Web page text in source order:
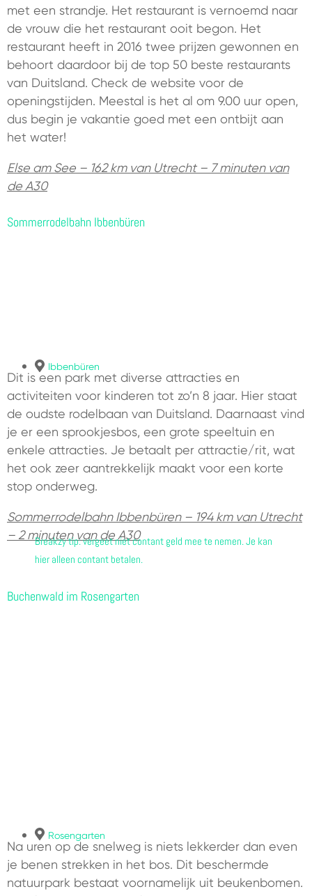
met een strandje. Het restaurant is vernoemd naar
de vrouw die het restaurant ooit begon. Het
restaurant heeft in 2016 twee prijzen gewonnen en
behoort daardoor bij de top 50 beste restaurants
van Duitsland. Check de website voor de
openingstijden. Meestal is het al om 9.00 uur open,
dus begin je vakantie goed met een ontbijt aan
het water!
Else am See – 162 km van Utrecht – 7 minuten van
de A30
Sommerrodelbahn Ibbenbüren
Ibbenbüren
Dit is een park met diverse attracties en
activiteiten voor kinderen tot zo’n 8 jaar. Hier staat
de oudste rodelbaan van Duitsland. Daarnaast vind
je er een sprookjesbos, een grote speeltuin en
enkele attracties. Je betaalt per attractie/rit, wat
het ook zeer aantrekkelijk maakt voor een korte
stop onderweg.
Sommerrodelbahn Ibbenbüren – 194 km van Utrecht
– 2 minuten van de A30
Breakzy tip: vergeet niet contant geld mee te nemen. Je kan
hier alleen contant betalen.
Buchenwald im Rosengarten
Rosengarten
Na uren op de snelweg is niets lekkerder dan even
je benen strekken in het bos. Dit beschermde
natuurpark bestaat voornamelijk uit beukenbomen.